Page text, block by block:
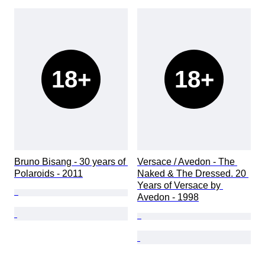
18+
Bruno Bisang - 30 years of
Polaroids - 2011
18+
Versace / Avedon - The
Naked & The Dressed. 20
Years of Versace by
Avedon - 1998